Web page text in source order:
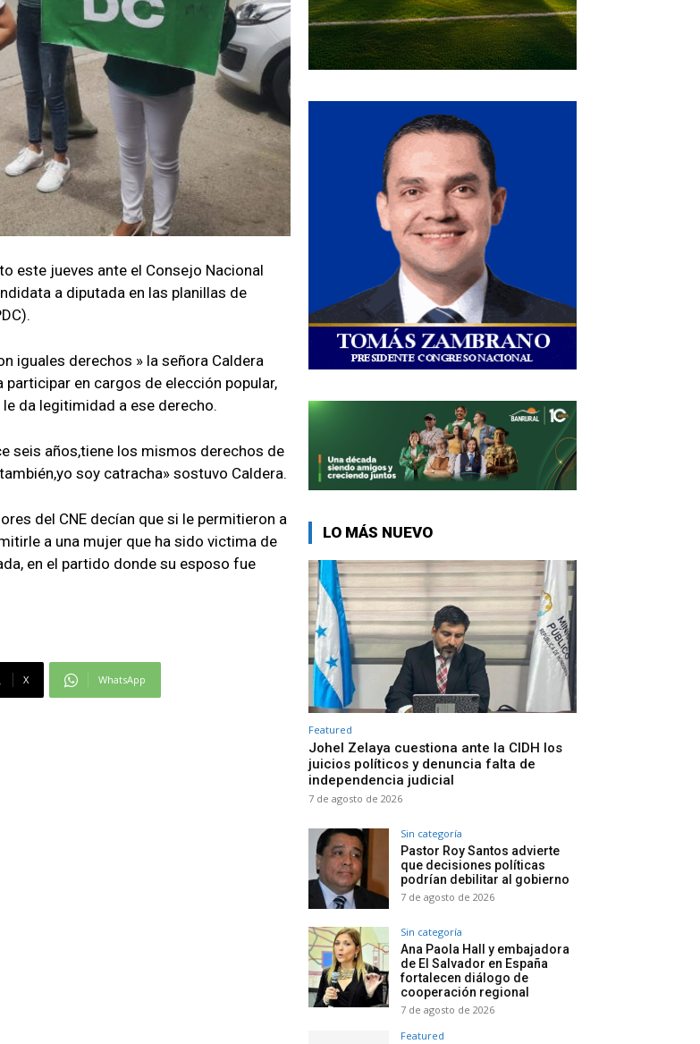
este jueves ante el Consejo Nacional
a diputada en las planillas de
iguales derechos » la señora Caldera
participar en cargos de elección popular,
da legitimidad a ese derecho.
seis años,tiene los mismos derechos de
soy catracha» sostuvo Caldera.
del CNE decían que si le permitieron a
a una mujer que ha sido victima de
en el partido donde su esposo fue
X WhatsApp
LO MÁS NUEVO
Featured
Johel Zelaya cuestiona ante la CIDH los
juicios políticos y denuncia falta de
independencia judicial
7 de agosto de 2026
Sin categoría
Pastor Roy Santos advierte
que decisiones políticas
podrían debilitar al gobierno
7 de agosto de 2026
Sin categoría
Ana Paola Hall y embajadora
de El Salvador en España
fortalecen diálogo de
cooperación regional
7 de agosto de 2026
Featured